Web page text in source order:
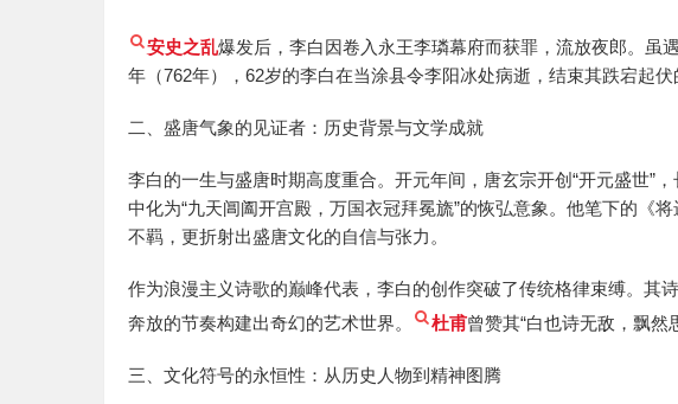
安史之乱爆发后，李白因卷入永王李璘幕府而获罪，流放夜郎。虽
年（762年），62岁的李白在当涂县令李阳冰处病逝，结束其跌宕起伏
二、盛唐气象的见证者：历史背景与文学成就
李白的一生与盛唐时期高度重合。开元年间，唐玄宗开创“开元盛世”
中化为“九天阊阖开宫殿，万国衣冠拜冕旒”的恢弘意象。他笔下的《
不羁，更折射出盛唐文化的自信与张力。
作为浪漫主义诗歌的巅峰代表，李白的创作突破了传统格律束缚。其
奔放的节奏构建出奇幻的艺术世界。
杜甫曾赞其“白也诗无敌，飘然
三、文化符号的永恒性：从历史人物到精神图腾